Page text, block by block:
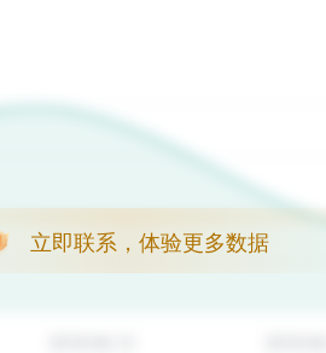
立即联系，体验更多数据